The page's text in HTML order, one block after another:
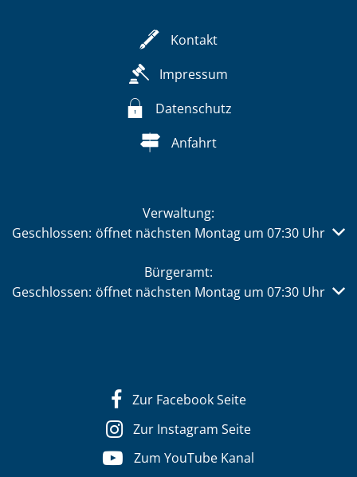
Kontakt
Impressum
Datenschutz
Anfahrt
Verwaltung:
Klicken, um weitere Öffnungs- oder Schließzeiten
Geschlossen: öffnet nächsten Montag um 07:30 Uhr
Bürgeramt:
Klicken, um weitere Öffnungs- oder Schließzeiten
Geschlossen: öffnet nächsten Montag um 07:30 Uhr
Zur Facebook Seite
Zur Instagram Seite
Zum YouTube Kanal